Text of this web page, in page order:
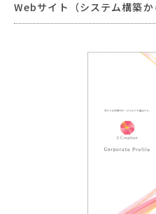
Webサイト（システム構築か